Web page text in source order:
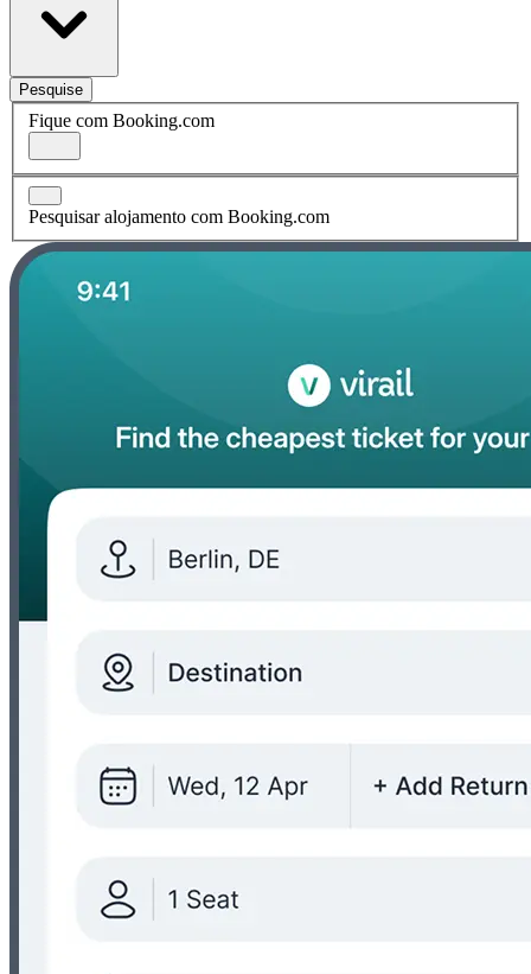
Pesquise
Fique com Booking.com
Pesquisar alojamento com Booking.com